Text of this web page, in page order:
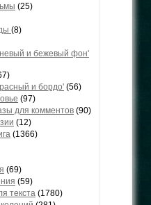
(25)
(8)
и бежевый фон'
и бордо' (56)
(97)
для комментов (90)
(12)
(1366)
(69)
(59)
текста (1780)